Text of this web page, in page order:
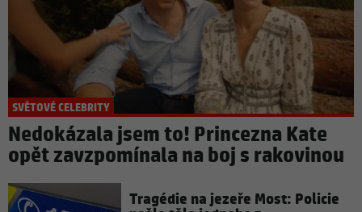
SVĚTOVÉ CELEBRITY
Nedokázala jsem to! Princezna Kate
opět zavzpomínala na boj s rakovinou
Tragédie na jezeře Most: Policie